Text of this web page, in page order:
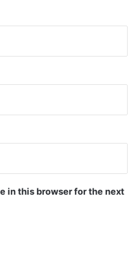
in this browser for the next